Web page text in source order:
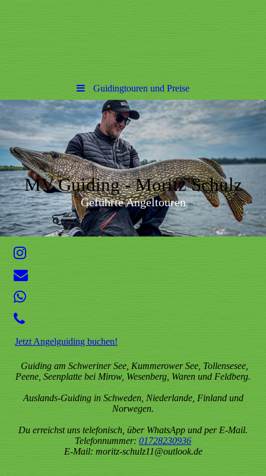
Guidingtouren und Preise
MV Guiding - Moritz Schulz
Geführte Angeltouren
Jetzt Angelguiding buchen!
Guiding am Schweriner See, Kummerower See, Tollensesee,
Peene, Seenplatte bei Mirow, Wesenberg, Waren und Feldberg.
Auslands-Guiding in Schweden, Niederlande, Finland und
Norwegen.
Du erreichst uns telefonisch, über WhatsApp und per E-Mail.
Telefonnummer: 01728230936
E-Mail: moritz-schulz11@outlook.de